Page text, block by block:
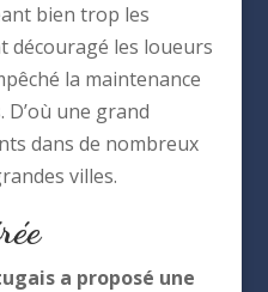
bien trop les
découragé les loueurs
la maintenance
une grand
dans de nombreux
villes.
a proposé une